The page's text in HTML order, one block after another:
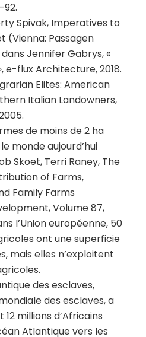
92.
Spivak, Imperatives to
(Vienna: Passagen
Jennifer Gabrys, «
e-flux Architecture, 2018.
Elites: American
Italian Landowners,
de moins de 2 ha
monde aujourd’hui
Skoet, Terri Raney, The
of Farms,
Family Farms
Volume 87,
l’Union européenne, 50
ont une superficie
mais elles n’exploitent
des esclaves,
des esclaves, a
millions d’Africains
Atlantique vers les